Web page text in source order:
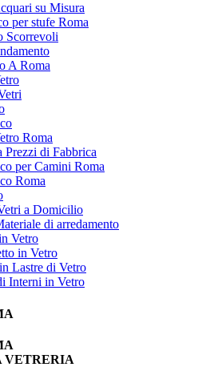
su Misura
per stufe Roma
Scorrevoli
A Roma
Roma
Prezzi di Fabbrica
per Camini Roma
Roma
a Domicilio
di arredamento
Vetro
in Vetro
Lastre di Vetro
Interni in Vetro
VETRERIA